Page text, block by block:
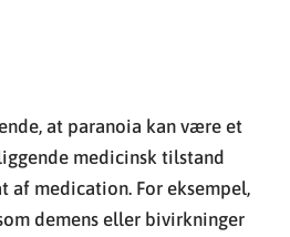
at paranoia kan være et
medicinsk tilstand
af medication. For eksempel,
demens eller bivirkninger